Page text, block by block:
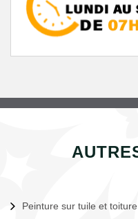
Peinture sur tuile et